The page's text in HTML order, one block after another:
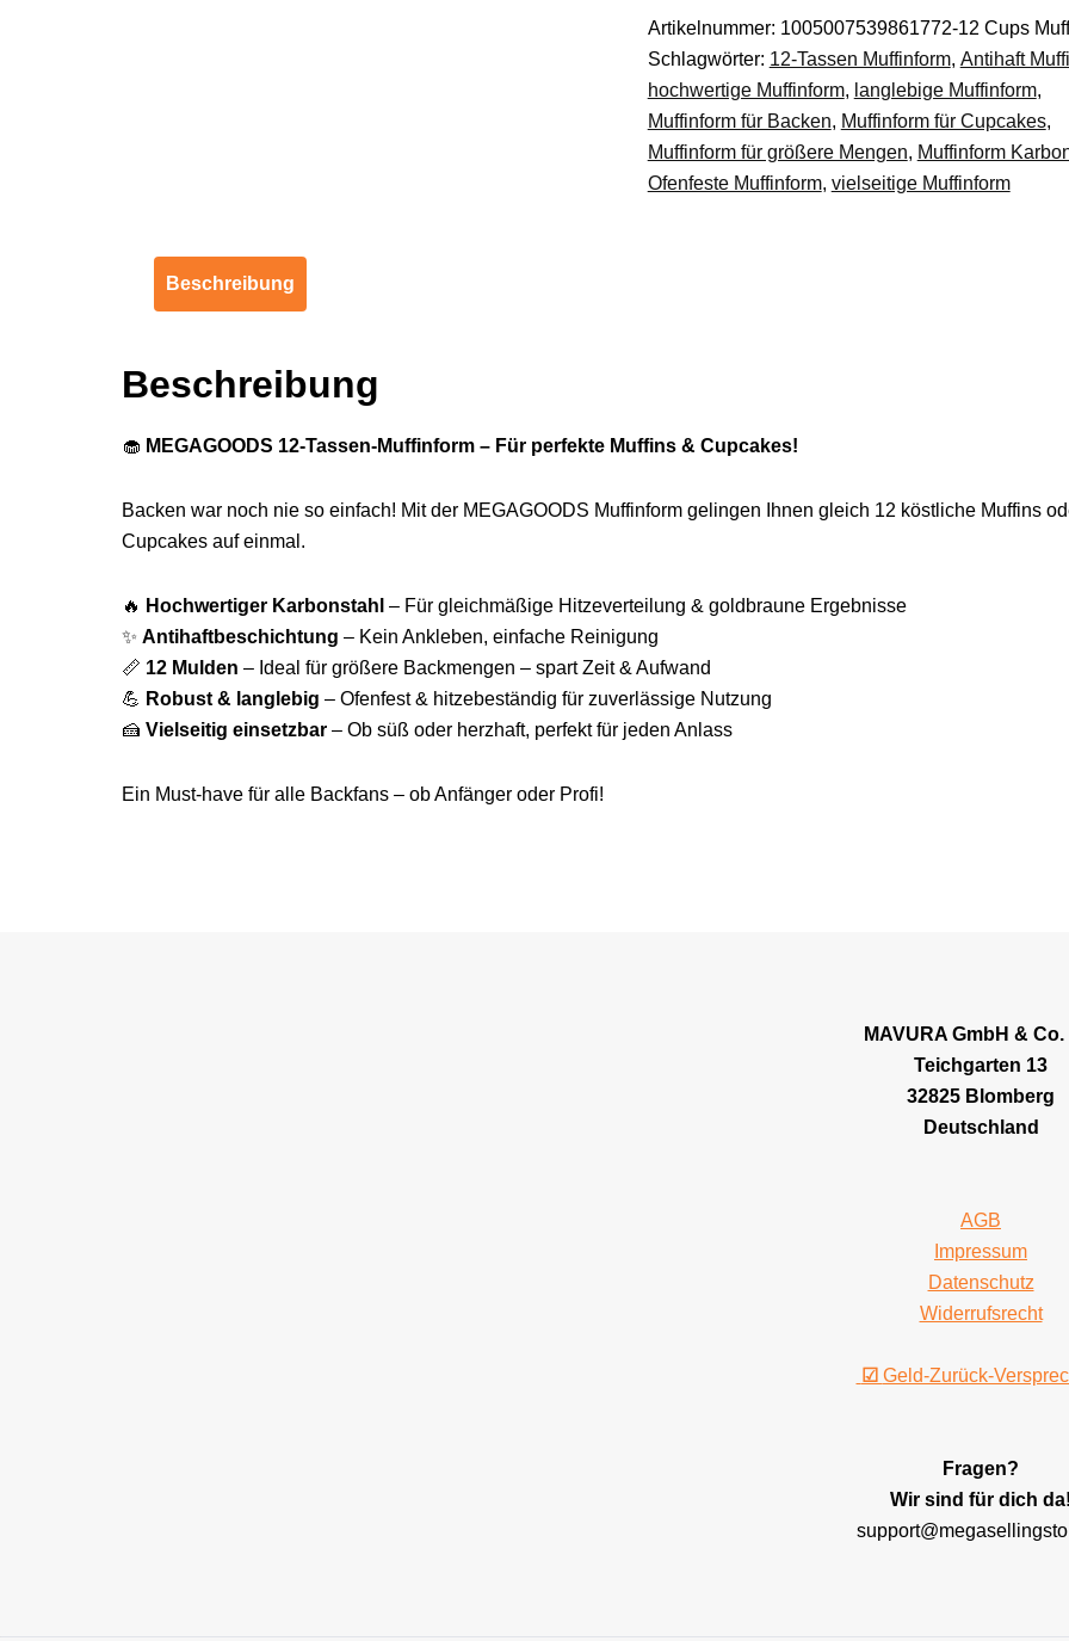
Karbonstahl
Backform
DE.
Menge
Artikelnummer: 1005007539861772-12 Cups
Schlagwörter: 12-Tassen Muffinform, Antihaft
hochwertige Muffinform, langlebige Muffinform,
Muffinform für Backen, Muffinform für Cupcakes,
Muffinform für größere Mengen, Muffinform
Ofenfeste Muffinform, vielseitige Muffinform
Beschreibung
Beschreibung
🧁 MEGAGOODS 12-Tassen-Muffinform – Für perfekte Muffins & Cupcakes!
Backen war noch nie so einfach! Mit der MEGAGOODS Muffinform gelingen Ihnen gleich 12 köstliche Muffins
Cupcakes auf einmal.
🔥 Hochwertiger Karbonstahl – Für gleichmäßige Hitzeverteilung & goldbraune Ergebnisse
✨ Antihaftbeschichtung – Kein Ankleben, einfache Reinigung
📏 12 Mulden – Ideal für größere Backmengen – spart Zeit & Aufwand
💪 Robust & langlebig – Ofenfest & hitzebeständig für zuverlässige Nutzung
🍰 Vielseitig einsetzbar – Ob süß oder herzhaft, perfekt für jeden Anlass
Ein Must-have für alle Backfans – ob Anfänger oder Profi!
MAVURA GmbH & Co.
Teichgarten 13
32825 Blomberg
Deutschland
AGB
Impressum
Datenschutz
Widerrufsrecht
☑ Geld-Zurück-
Fragen?
Wir sind für dich